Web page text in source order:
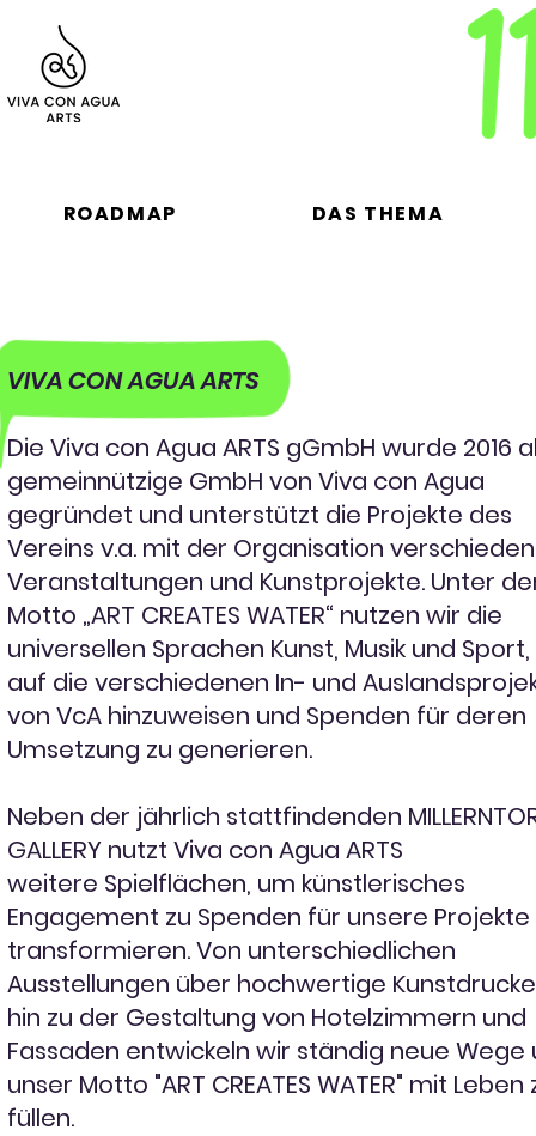
ROADMAP DAS THEMA
VIVA CON AGUA ARTS
Die Viva con Agua ARTS gGmbH wurde 2016
gemeinnützige GmbH von Viva con Agua
gegründet und unterstützt die Projekte des
Vereins v.a. mit der Organisation
Veranstaltungen und Kunstprojekte. Unter
Motto „ART CREATES WATER“ nutzen wir die
universellen Sprachen Kunst, Musik und
auf die verschiedenen In- und
von VcA hinzuweisen und Spenden für deren
Umsetzung zu generieren.
Neben der jährlich stattfindenden
GALLERY nutzt Viva con Agua ARTS
weitere Spielflächen, um künstlerisches
Engagement zu Spenden für unsere Projekte
transformieren. Von unterschiedlichen
Ausstellungen über hochwertige
hin zu der Gestaltung von Hotelzimmern und
Fassaden entwickeln wir ständig neue Wege
unser Motto "ART CREATES WATER" mit Leben
füllen.